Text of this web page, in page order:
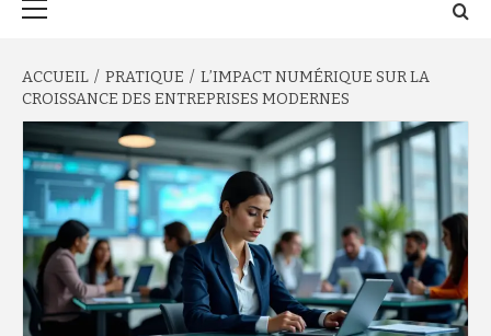
ACCUEIL PRATIQUE
L’IMPACT NUMÉRIQUE SUR LA
CROISSANCE DES ENTREPRISES MODERNES